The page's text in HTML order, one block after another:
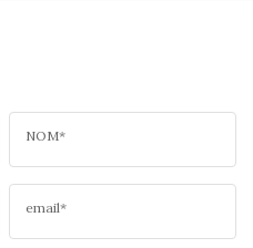
NOM*
email*